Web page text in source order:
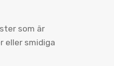
som är
eller smidiga